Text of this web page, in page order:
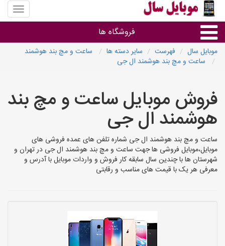
منوی
سایت
سال
فروشگاه ها
موبایل و تبلت
سایر گروه ها
فروشگاه های موبایل
موبایل سال فهرست سایر دسته ها
ساعت و مچ بند هوشمند
ساعت و مچ بند هوشمند ال جی
فروش موبایل ساعت و مچ بند
هوشمند ال جی
ساعت و مچ بند هوشمند ال جی شماره تلفن های عمده فروشی های
موبایل،موبایل فروشی ها جهت ساعت و مچ بند هوشمند ال جی در تهران و
شهرستان ها با چندین سال سابقه کار فروش و واردات موبایل با آدرس و
معرفی هر یک با قیمت های مناسب و رقابتی